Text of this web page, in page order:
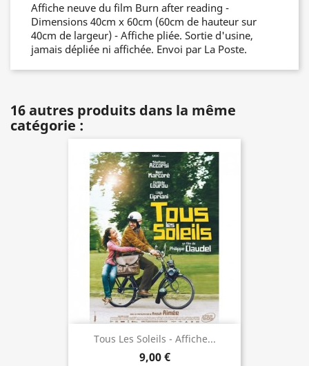
Affiche neuve du film Burn after reading -
Dimensions 40cm x 60cm (60cm de hauteur sur
40cm de largeur) - Affiche pliée. Sortie d'usine,
jamais dépliée ni affichée. Envoi par La Poste.
16 autres produits dans la même
catégorie :
Tous Les Soleils - Affiche...
9,00 €